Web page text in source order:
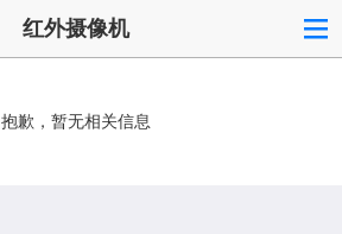
红外摄像机
抱歉，暂无相关信息